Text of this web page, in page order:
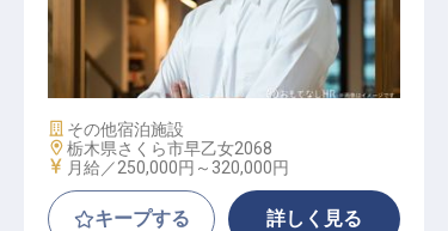
鉄板焼き / 正社員
施設業態
その他宿泊施設
勤務地
栃木県さくら市早乙女2068
給与
月給／250,000円～ 320,000円
キープする 詳しく見る